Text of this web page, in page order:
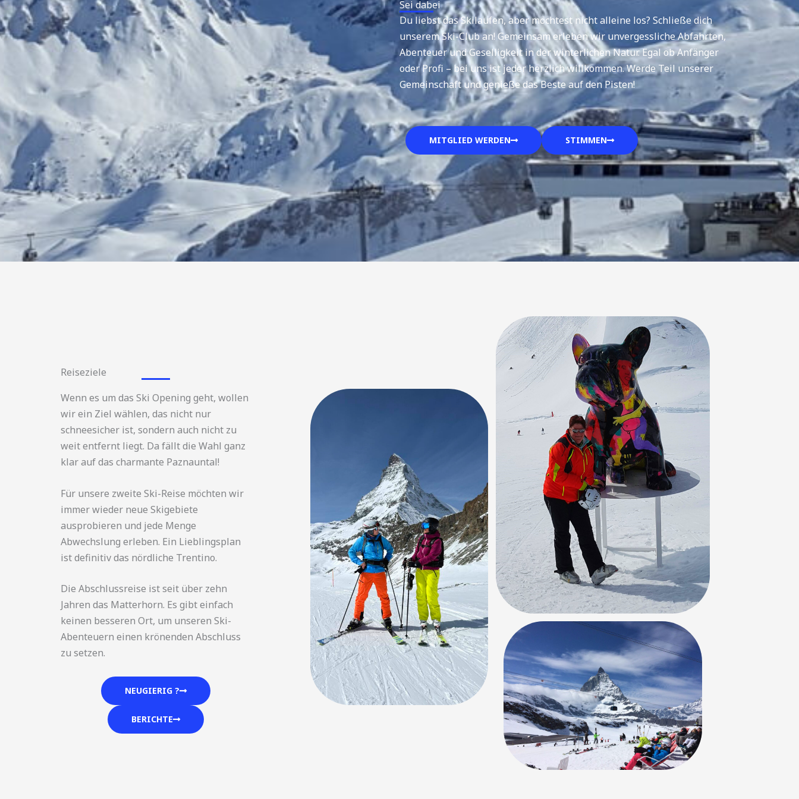
Sei dabei
Du liebst das Skilaufen, aber möchtest nicht alleine los? Schließe dich
unserem Ski-Club an! Gemeinsam erleben wir unvergessliche Abfahrten,
Abenteuer und Geselligkeit in der winterlichen Natur. Egal ob Anfänger
oder Profi – bei uns ist jeder herzlich willkommen. Werde Teil unserer
Gemeinschaft und genieße das Beste auf den Pisten!
MITGLIED WERDEN STIMMEN
Reiseziele
Wenn es um das Ski Opening geht, wollen
wir ein Ziel wählen, das nicht nur
schneesicher ist, sondern auch nicht zu
weit entfernt liegt. Da fällt die Wahl ganz
klar auf das charmante Paznauntal!
Für unsere zweite Ski-Reise möchten wir
immer wieder neue Skigebiete
ausprobieren und jede Menge
Abwechslung erleben. Ein Lieblingsplan
ist definitiv das nördliche Trentino.
Die Abschlussreise ist seit über zehn
Jahren das Matterhorn. Es gibt einfach
keinen besseren Ort, um unseren Ski-
Abenteuern einen krönenden Abschluss
zu setzen.
NEUGIERIG ?
BERICHTE